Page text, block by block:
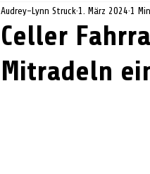
Celler
Mitradeln
Audrey-Lynn Struck 1. März 2024 1